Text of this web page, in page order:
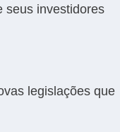
seus investidores
legislações que